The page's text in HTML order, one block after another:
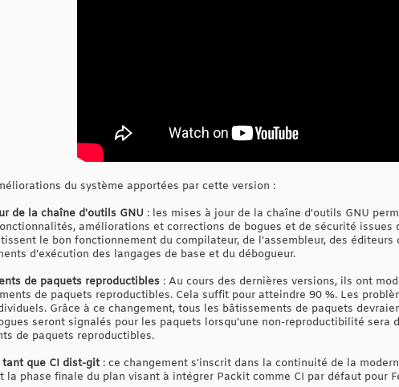
du système apportées par cette version :
de la chaîne d'outils GNU : les mises à jour de la chaîne d'outils GNU
améliorations et corrections de bogues et de sécurité
le bon fonctionnement du compilateur, de l'assembleur, des
d'exécution des langages de base et du débogueur.
de paquets reproductibles : Au cours des dernières versions, ils ont
de paquets reproductibles. Cela suffit pour atteindre 90 %. Les
Grâce à ce changement, tous les bâtissements de paquets
seront signalés pour les paquets lorsqu'une non-reproductibilité sera
de paquets reproductibles.
que CI dist-git: ce changement s'inscrit dans la continuité de la
la phase finale du plan visant à intégrer Packit comme CI par défaut pour